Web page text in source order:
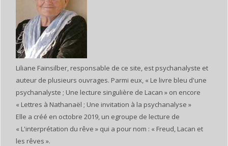
Liliane Fainsilber, responsable de ce site, est psychanalyste et
auteur de plusieurs ouvrages. Parmi eux, « Le livre bleu d'une
psychanalyste ; Une lecture singulière de Lacan » on encore
« Lettres à Nathanaël ; Une invitation à la psychanalyse »
Elle a créé en octobre 2019, un egroupe de lecture de
« L'interprétation du rêve » qui a pour nom : « Freud, Lacan et
les rêves ».